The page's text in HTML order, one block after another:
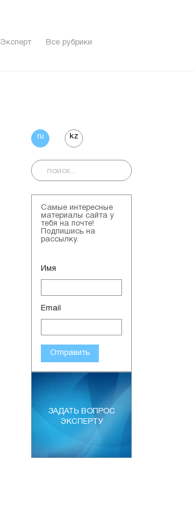
Эксперт Все рубрики
ru kz
Самые интересные
материалы сайта у
тебя на почте!
Подпишись на
рассылку.
Имя
Email
Отправить
ЗАДАТЬ ВОПРОС
ЭКСПЕРТУ